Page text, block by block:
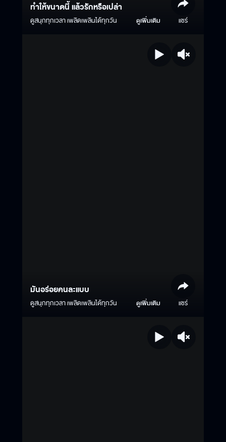
ทำให้ขนาดนี้ แล้วรักหรือเปล่า
ดูสนุกทุกเวลา เพลิดเพลินได้ทุกวัน ดูเพิ่มเติม แชร์
มันอร่อยคนละแบบ
ดูสนุกทุกเวลา เพลิดเพลินได้ทุกวัน ดูเพิ่มเติม แชร์